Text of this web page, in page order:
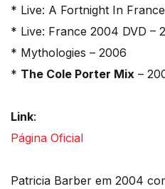
* Live: A Fortnight In
* Live: France 2004 DVD –
* Mythologies – 2006
* The Cole Porter Mix –
Link:
Página Oficial
Patricia Barber em 2004